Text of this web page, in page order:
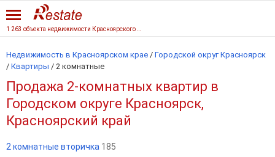
Недвижимость в Красноярском крае / Городской округ Красноярск
/ Квартиры / 2 комнатные
Продажа 2-комнатных квартир в
Городском округе Красноярск,
Красноярский край
2 комнатные вторичка 185